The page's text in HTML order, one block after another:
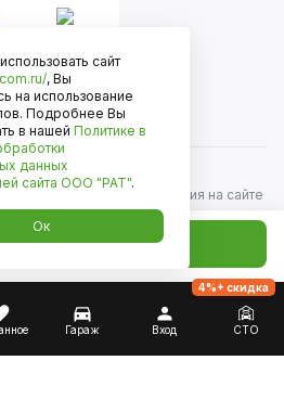
Добавить в корзину
магазинов автозапчастей
и иномарок. Информация на сайте
характер и не является
положениями
РФ. Все права защищены.
Гараж Вход СТО
4%+ скидка
сайт
, Вы
на использование
Подробнее Вы
в нашей Политике в
данных
сайта ООО "РАТ".
Ок